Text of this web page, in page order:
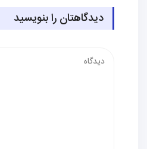
دیدگاهتان را بنویسید